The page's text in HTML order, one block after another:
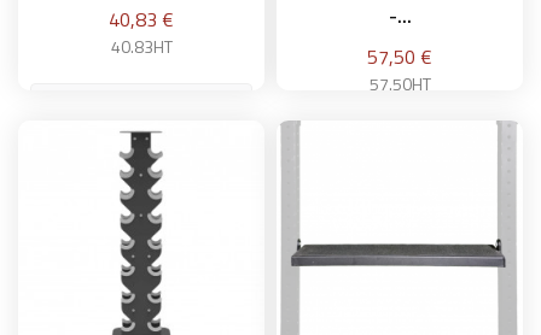
Prix
40,83 €
40.83HT
Ajouter au panier
-...
Prix
57,50 €
57.50HT